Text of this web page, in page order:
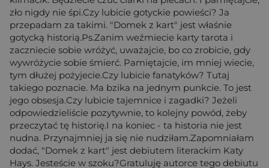
zło nigdy nie śpi.Czy lubicie gotyckie powieści? Ja
przepadam za takimi. "Domek z kart" jest właśnie
gotycką historią.Ps.Zanim weźmiecie karty tarota i
zaczniecie sobie wróżyć, uważajcie, bo co zrobicie, gdy
wywróżycie sobie śmierć. Pamiętajcie, im mniej wiecie,
tym dłużej pożyjecie.Czy lubicie fanatyków? Tutaj
takiego poznacie. Ma bzika na jednym punkcie. To jest
jego obsesja.Czy lubicie tajemnice i zagadki? Jeżeli
odpowiedzieliście pozytywnie, to kolejny powód, żeby
przeczytać tę historię.I na koniec - ta historia nie jest
nudna. Przynajmniej ja się nie nudziłam.Zapomniałam
dodać, "Domek z kart" jest debiutem literackim Katy
Hays. Jesteście w szoku?Gratuluję autorce tego debiutu